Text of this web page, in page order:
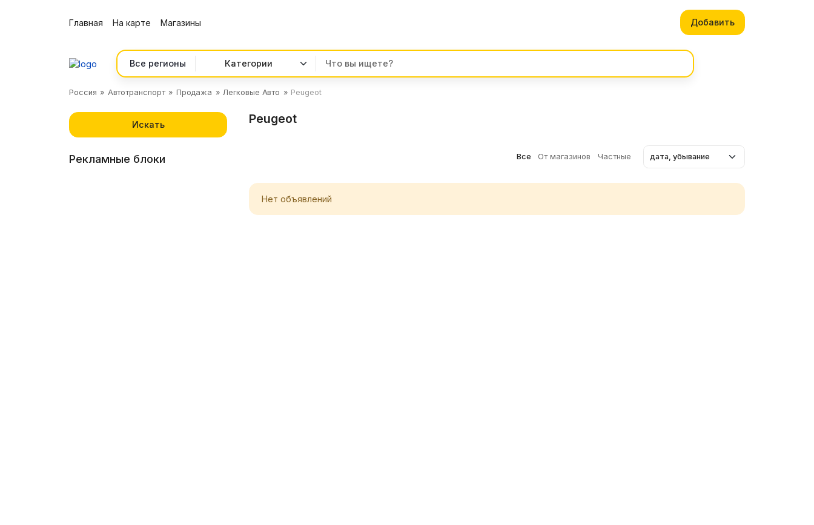
Главная На карте Магазины Добавить
Все регионы
Россия Автотранспорт Продажа Легковые Авто Peugeot
Peugeot
Все От магазинов Частные
Нет объявлений
Искать
Рекламные блоки